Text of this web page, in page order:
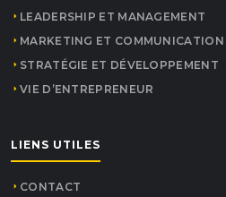
LEADERSHIP ET MANAGEMENT
MARKETING ET COMMUNICATION
STRATÉGIE ET DÉVELOPPEMENT
VIE D’ENTREPRENEUR
LIENS UTILES
CONTACT